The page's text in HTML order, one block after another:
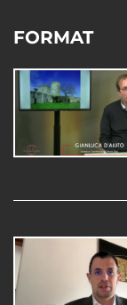
FORMAT